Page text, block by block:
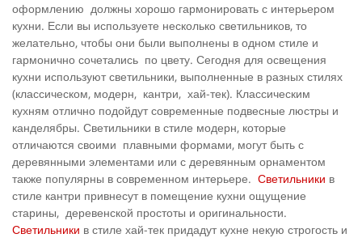
оформлению должны хорошо гармонировать с интерьером
кухни. Если вы используете несколько светильников, то
желательно, чтобы они были выполнены в одном стиле и
гармонично сочетались по цвету. Сегодня для освещения
кухни используют светильники, выполненные в разных стилях
(классическом, модерн, кантри, хай-тек). Классическим
кухням отлично подойдут современные подвесные люстры и
канделябры. Светильники в стиле модерн, которые
отличаются своими плавными формами, могут быть с
деревянными элементами или с деревянным орнаментом
также популярны в современном интерьере. Светильники в
стиле кантри привнесут в помещение кухни ощущение
старины, деревенской простоты и оригинальности.
Светильники в стиле хай-тек придадут кухне некую строгость и